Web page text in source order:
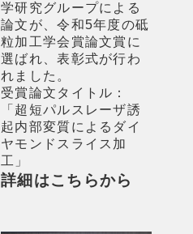
学研究グループによる
論文が、令和5年度の砥
粒加工学会賞論文賞に
選ばれ、表彰式が行わ
れました。
受賞論文タイトル：
「超短パルスレーザ誘
起内部変質によるダイ
ヤモンドスライス加
工」
詳細はこちらから